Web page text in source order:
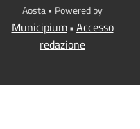
Aosta • Powered by
Municipium• Accesso
redazione